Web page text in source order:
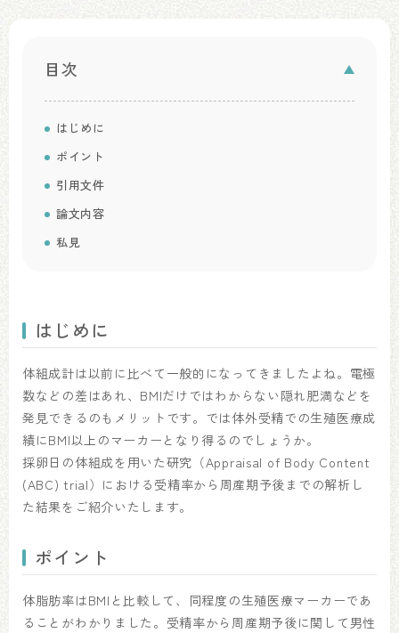
目次
はじめに
ポイント
引用文件
論文内容
私見
はじめに
体組成計は以前に比べて一般的になってきましたよね。電極
数などの差はあれ、BMIだけではわからない隠れ肥満などを
発見できるのもメリットです。では体外受精での生殖医療成
績にBMI以上のマーカーとなり得るのでしょうか。
採卵日の体組成を用いた研究（Appraisal of Body Content
(ABC) trial）における受精率から周産期予後までの解析し
た結果をご紹介いたします。
ポイント
体脂肪率はBMIと比較して、同程度の生殖医療マーカーであ
ることがわかりました。受精率から周産期予後に関して男性